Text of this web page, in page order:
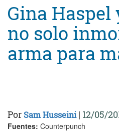
Gina
no solo
arma para
Por Sam Husseini| 12/05/
Fuentes: Counterpunch